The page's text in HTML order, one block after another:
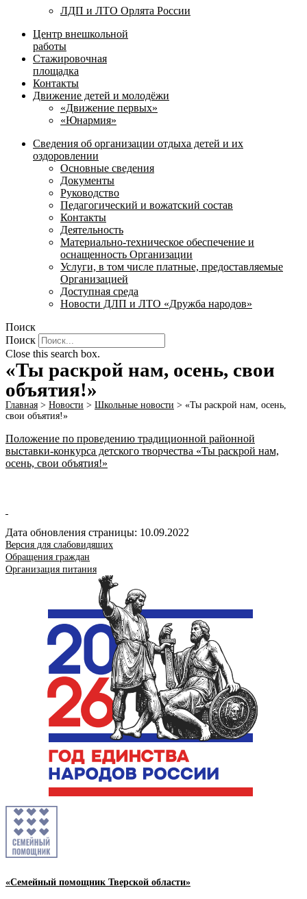
ЛДП и ЛТО Орлята России
Центр внешкольной
работы
Стажировочная
площадка
Контакты
Движение детей и молодёжи
«Движение первых»
«Юнармия»
Сведения об организации отдыха детей и их
оздоровлении
Основные сведения
Документы
Руководство
Педагогический и вожатский состав
Контакты
Деятельность
Материально-техническое обеспечение и
оснащенность Организации
Услуги, в том числе платные, предоставляемые
Организацией
Доступная среда
Новости ДЛП и ЛТО «Дружба народов»
Поиск
Поиск
Close this search box.
«Ты раскрой нам, осень, свои
объятия!»
Главная > Новости > Школьные новости > «Ты раскрой нам, осень,
свои объятия!»
Положение по проведению традиционной районной
выставки-конкурса детского творчества «Ты раскрой нам,
осень, свои объятия!»
Дата обновления страницы: 10.09.2022
Версия для слабовидящих
Обращения граждан
Организация питания
«Семейный помощник Тверской области»